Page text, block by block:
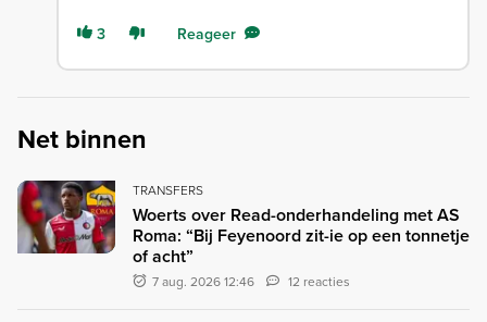
3 Reageer
Net binnen
TRANSFERS
Woerts over Read-onderhandeling met AS
Roma: “Bij Feyenoord zit-ie op een tonnetje
of acht”
7 aug. 2026 12:46 12 reacties